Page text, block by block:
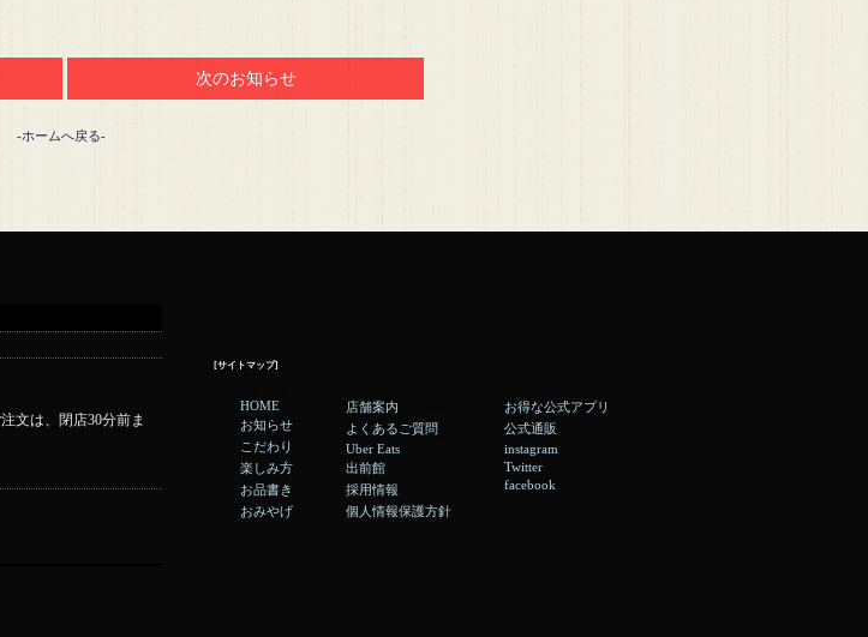
次のお知らせ
-ホームへ戻る-
文は、閉店30分前ま
[サイトマップ]
HOME
お知らせ
こだわり
楽しみ方
お品書き
おみやげ
店舗案内
よくあるご質問
Uber Eats
出前館
採用情報
個人情報保護方針
お得な公式アプリ
公式通販
instagram
Twitter
facebook